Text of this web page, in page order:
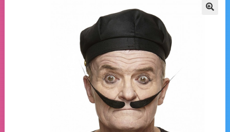
Klantenservice